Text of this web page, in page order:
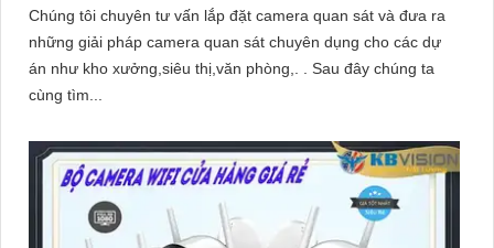
Chúng tôi chuyên tư vấn lắp đặt camera quan sát và đưa ra
những giải pháp camera quan sát chuyên dụng cho các dự
án như kho xưởng,siêu thị,văn phòng,. . Sau đây chúng ta
cùng tìm...